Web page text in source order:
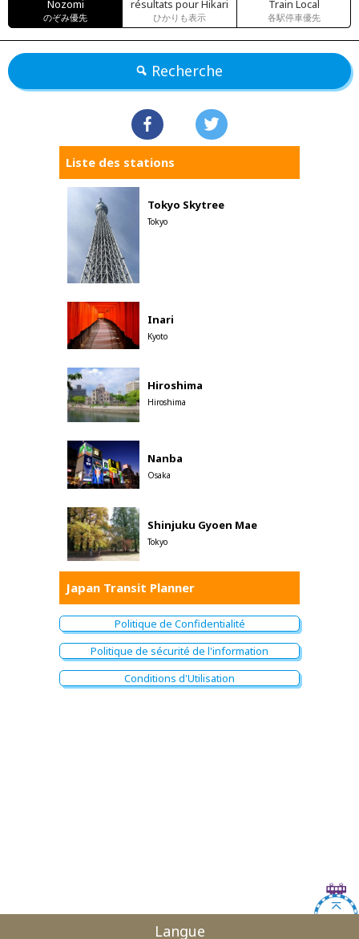
Nozomi
のぞみ優先
résultats pour Hikari
ひかりも表示
Train Local
各駅停車優先
Recherche
Liste des stations
Tokyo Skytree
Tokyo
Inari
Kyoto
Hiroshima
Hiroshima
Nanba
Osaka
Shinjuku Gyoen Mae
Tokyo
Japan Transit Planner
Politique de Confidentialité
Politique de sécurité de l'information
Conditions d'Utilisation
Langue